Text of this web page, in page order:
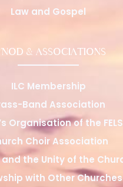
Law and Gospel
& ASSOCIATIONS
ILC Membership
Band Association
Organisation of the
Choir Association
and the Unity of the
with Other Churches